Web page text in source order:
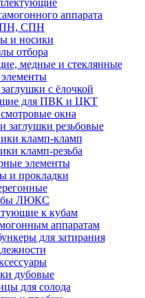
аппарата
СПН
и носики
отбора
медные и стеклянные
с ёлочкой
для ПВК и ЦКТ
окна
заглушки резьбовые
кламп-кламп
кламп-резьба
элементы
и прокладки
ЛЮКС
к кубам
аппаратам
для затирания
дубовые
для солода